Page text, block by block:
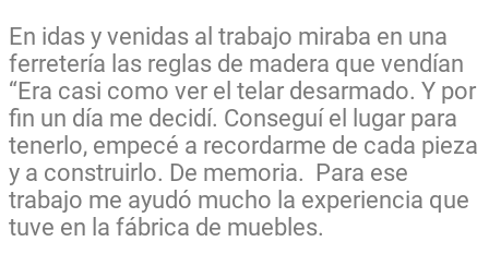
En idas y venidas al trabajo miraba en una
ferretería las reglas de madera que vendían
“Era casi como ver el telar desarmado. Y por
fin un día me decidí. Conseguí el lugar para
tenerlo, empecé a recordarme de cada pieza
y a construirlo. De memoria. Para ese
trabajo me ayudó mucho la experiencia que
tuve en la fábrica de muebles.